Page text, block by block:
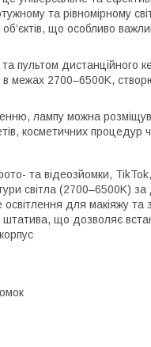
та рівномірному
що особливо
пультом дистанційного
в межах 2700–6500K,
лампу можна
косметичних процедур
та відеозйомки,
світла (2700–6500K)
для макіяжу та
що дозволяє